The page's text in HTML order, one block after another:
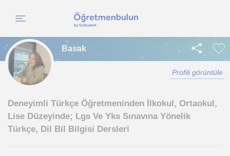
Basak
Profili görüntüle
Deneyimli Türkçe Öğretmeninden İlkokul, Ortaokul,
Lise Düzeyinde; Lgs Ve Yks Sınavına Yönelik
Türkçe, Dil Bil Bilgisi Dersleri